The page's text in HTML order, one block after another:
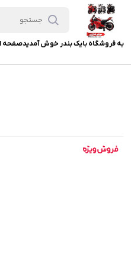
به فروشگاه بایک بندر خوش آمدیدصفحه